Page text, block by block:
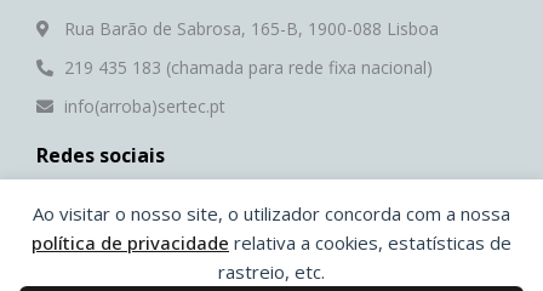
Ao visitar o nosso site, o utilizador concorda com a nossa
política de privacidade relativa a cookies, estatísticas de
rastreio, etc.
Rua Barão de Sabrosa, 165-B, 1900-088 Lisboa
219 435 183 (chamada para rede fixa nacional)
info(arroba)sertec.pt
Redes sociais
a
c
o
u
i
n
h
a
t